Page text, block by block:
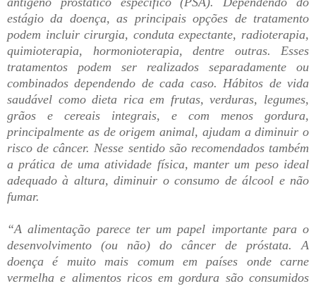
estágio da doença, as principais opções de tratamento
podem incluir cirurgia, conduta expectante, radioterapia,
quimioterapia, hormonioterapia, dentre outras. Esses
tratamentos podem ser realizados separadamente ou
combinados dependendo de cada caso. Hábitos de vida
saudável como dieta rica em frutas, verduras, legumes,
grãos e cereais integrais, e com menos gordura,
principalmente as de origem animal, ajudam a diminuir o
risco de câncer. Nesse sentido são recomendados também
a prática de uma atividade física, manter um peso ideal
adequado à altura, diminuir o consumo de álcool e não
fumar.
“A alimentação parece ter um papel importante para o
desenvolvimento (ou não) do câncer de próstata. A
doença é muito mais comum em países onde carne
vermelha e alimentos ricos em gordura são consumidos